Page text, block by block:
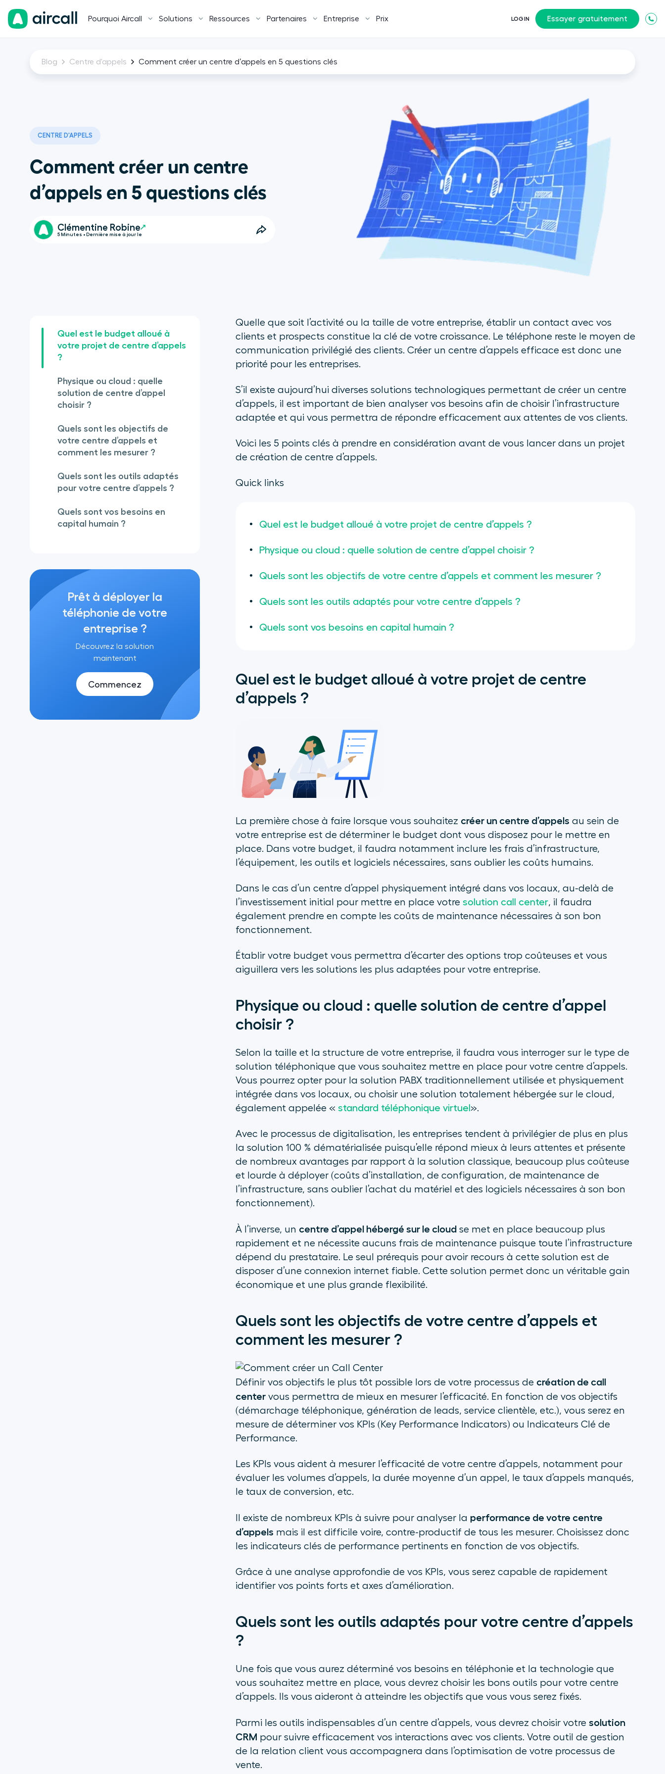
Pourquoi Aircall Solutions Ressources Partenaires Entreprise Prix LOGIN Essayer gratuitement
Blog Centre d'appels Comment créer un centre d’appels en 5 questions clés
CENTRE D'APPELS
Comment créer un centre
d’appels en 5 questions clés
Clémentine Robine
5 Minutes • Dernière mise à jour le
Quel est le budget alloué à
votre projet de centre d’appels
?
Physique ou cloud : quelle
solution de centre d’appel
choisir ?
Quels sont les objectifs de
votre centre d’appels et
comment les mesurer ?
Quels sont les outils adaptés
pour votre centre d’appels ?
Quels sont vos besoins en
capital humain ?
Prêt à déployer la
téléphonie de votre
entreprise ?
Découvrez la solution
maintenant
Commencez
Quelle que soit l’activité ou la taille de votre entreprise, établir un contact avec vos
clients et prospects constitue la clé de votre croissance. Le téléphone reste le moyen de
communication privilégié des clients. Créer un centre d’appels efficace est donc une
priorité pour les entreprises.
S’il existe aujourd’hui diverses solutions technologiques permettant de créer un centre
d’appels, il est important de bien analyser vos besoins afin de choisir l’infrastructure
adaptée et qui vous permettra de répondre efficacement aux attentes de vos clients.
Voici les 5 points clés à prendre en considération avant de vous lancer dans un projet
de création de centre d’appels.
Quick links
Quel est le budget alloué à votre projet de centre d’appels ?
Physique ou cloud : quelle solution de centre d’appel choisir ?
Quels sont les objectifs de votre centre d’appels et comment les mesurer ?
Quels sont les outils adaptés pour votre centre d’appels ?
Quels sont vos besoins en capital humain ?
Quel est le budget alloué à votre projet de centre
d’appels ?
La première chose à faire lorsque vous souhaitez créer un centre d’appels au sein de
votre entreprise est de déterminer le budget dont vous disposez pour le mettre en
place. Dans votre budget, il faudra notamment inclure les frais d’infrastructure,
l’équipement, les outils et logiciels nécessaires, sans oublier les coûts humains.
Dans le cas d’un centre d’appel physiquement intégré dans vos locaux, au-delà de
l’investissement initial pour mettre en place votre solution call center, il faudra
également prendre en compte les coûts de maintenance nécessaires à son bon
fonctionnement.
Établir votre budget vous permettra d’écarter des options trop coûteuses et vous
aiguillera vers les solutions les plus adaptées pour votre entreprise.
Physique ou cloud : quelle solution de centre d’appel
choisir ?
Selon la taille et la structure de votre entreprise, il faudra vous interroger sur le type de
solution téléphonique que vous souhaitez mettre en place pour votre centre d’appels.
Vous pourrez opter pour la solution PABX traditionnellement utilisée et physiquement
intégrée dans vos locaux, ou choisir une solution totalement hébergée sur le cloud,
également appelée « standard téléphonique virtuel ».
Avec le processus de digitalisation, les entreprises tendent à privilégier de plus en plus
la solution 100 % dématérialisée puisqu’elle répond mieux à leurs attentes et présente
de nombreux avantages par rapport à la solution classique, beaucoup plus coûteuse
et lourde à déployer (coûts d’installation, de configuration, de maintenance de
l’infrastructure, sans oublier l’achat du matériel et des logiciels nécessaires à son bon
fonctionnement).
À l’inverse, un centre d’appel hébergé sur le cloud se met en place beaucoup plus
rapidement et ne nécessite aucuns frais de maintenance puisque toute l’infrastructure
dépend du prestataire. Le seul prérequis pour avoir recours à cette solution est de
disposer d’une connexion internet fiable. Cette solution permet donc un véritable gain
économique et une plus grande flexibilité.
Quels sont les objectifs de votre centre d’appels et
comment les mesurer ?
Définir vos objectifs le plus tôt possible lors de votre processus de création de call
centervous permettra de mieux en mesurer l’efficacité. En fonction de vos objectifs
(démarchage téléphonique, génération de leads, service clientèle, etc.), vous serez en
mesure de déterminer vos KPIs (Key Performance Indicators) ou Indicateurs Clé de
Performance.
Les KPIs vous aident à mesurer l’efficacité de votre centre d’appels, notamment pour
évaluer les volumes d’appels, la durée moyenne d’un appel, le taux d’appels manqués,
le taux de conversion, etc.
Il existe de nombreux KPIs à suivre pour analyser la performance de votre centre
d’appels mais il est difficile voire, contre-productif de tous les mesurer. Choisissez donc
les indicateurs clés de performance pertinents en fonction de vos objectifs.
Grâce à une analyse approfondie de vos KPIs, vous serez capable de rapidement
identifier vos points forts et axes d’amélioration.
Quels sont les outils adaptés pour votre centre d’appels
?
Une fois que vous aurez déterminé vos besoins en téléphonie et la technologie que
vous souhaitez mettre en place, vous devrez choisir les bons outils pour votre centre
d’appels. Ils vous aideront à atteindre les objectifs que vous vous serez fixés.
Parmi les outils indispensables d’un centre d’appels, vous devrez choisir votre solution
CRM pour suivre efficacement vos interactions avec vos clients. Votre outil de gestion
de la relation client vous accompagnera dans l’optimisation de votre processus de
vente.